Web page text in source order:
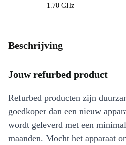
1.70 GHz
Beschrijving
Jouw refurbed product
Refurbed producten zijn
goedkoper dan een nieuw
wordt geleverd met een
maanden. Mocht het apparaat